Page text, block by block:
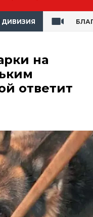
ДИВИЗИЯ
на
ответит